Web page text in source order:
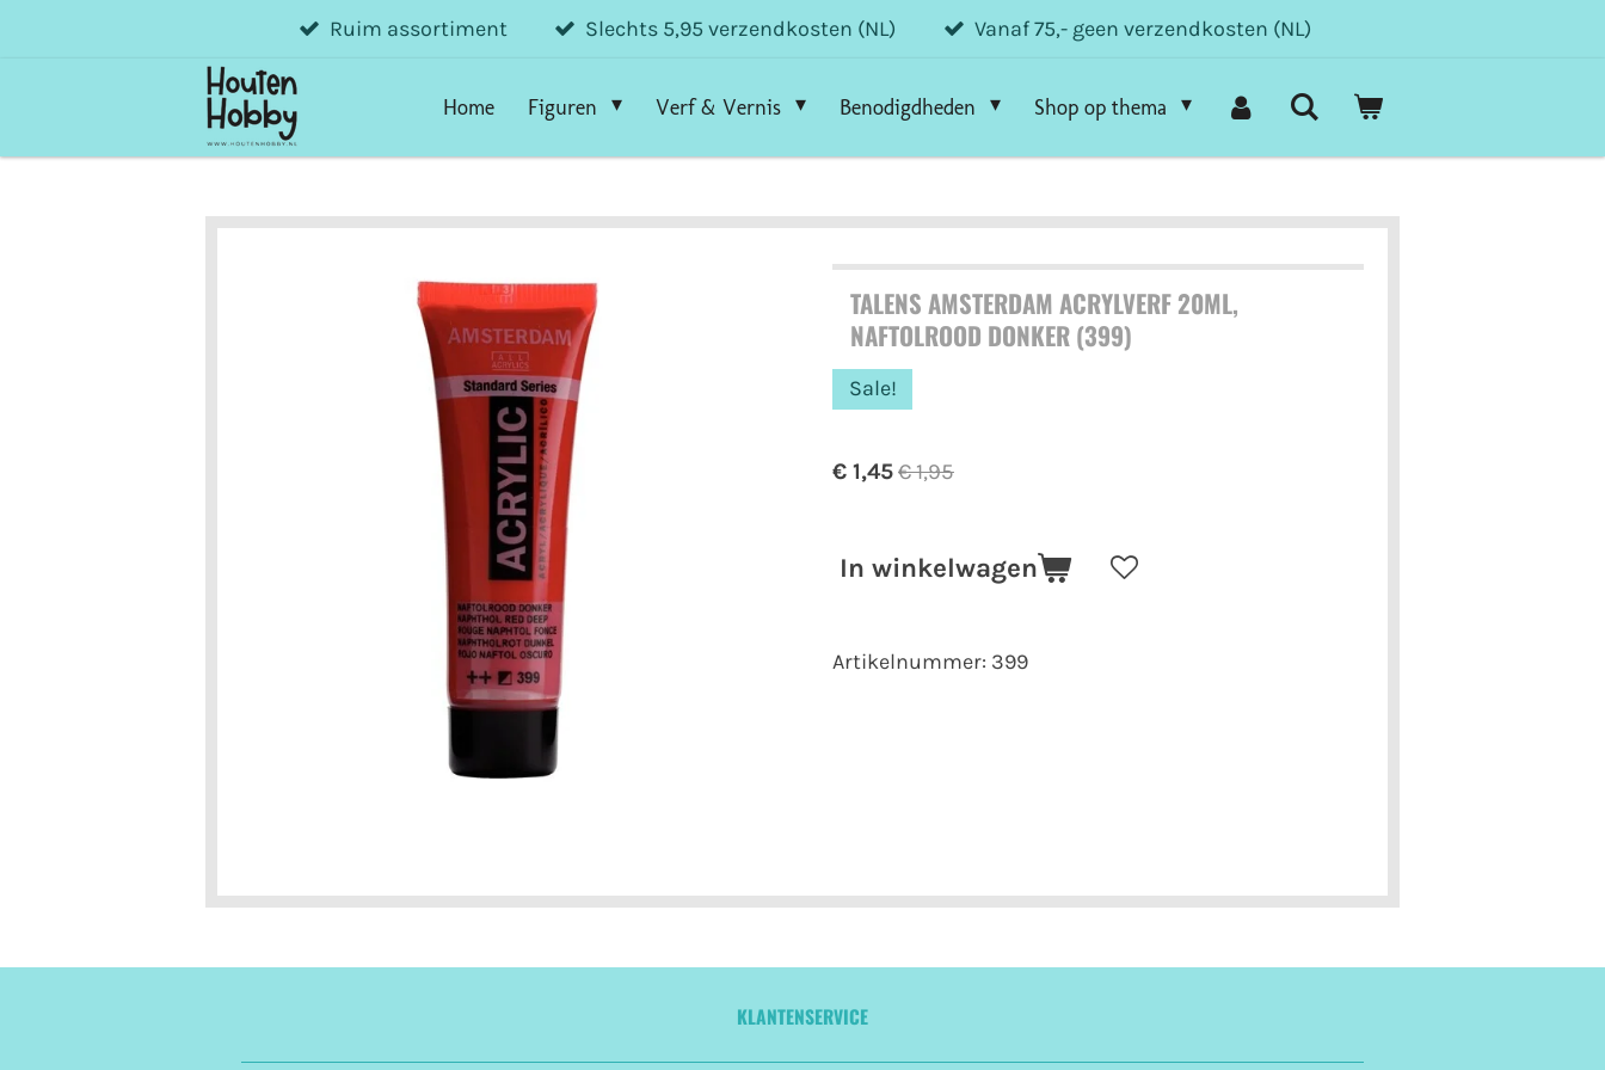
Ruim assortiment Slechts 5,95 verzendkosten (NL) Vanaf 75,- geen verzendkosten (NL)
Home Figuren Verf & Vernis Benodigdheden Shop op thema
TALENS AMSTERDAM ACRYLVERF 20ML,
NAFTOLROOD DONKER (399)
Sale!
€ 1,45€ 1,95
In winkelwagen
Artikelnummer: 399
KLANTENSERVICE